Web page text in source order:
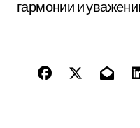
гармонии и